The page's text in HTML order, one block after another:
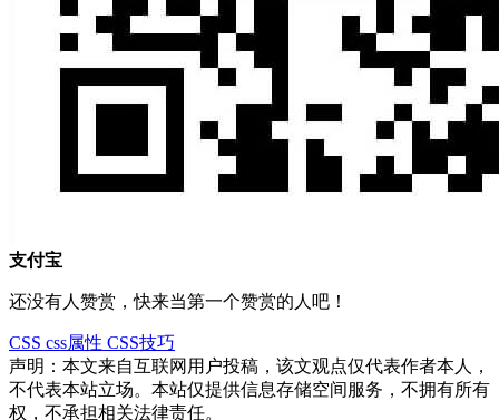
支付宝
还没有人赞赏，快来当第一个赞赏的人吧！
CSS css属性 CSS技巧
声明：本文来自互联网用户投稿，该文观点仅代表作者本人，
不代表本站立场。本站仅提供信息存储空间服务，不拥有所有
权，不承担相关法律责任。